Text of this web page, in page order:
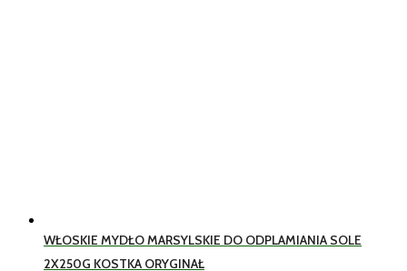
WŁOSKIE MYDŁO MARSYLSKIE DO ODPLAMIANIA SOLE
2X250G KOSTKA ORYGINAŁ